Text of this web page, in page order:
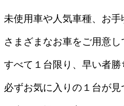
未使用車や人気車種、お手
さまざまなお車をご用意
すべて１台限り、早い者勝
必ずお気に入りの１台が見